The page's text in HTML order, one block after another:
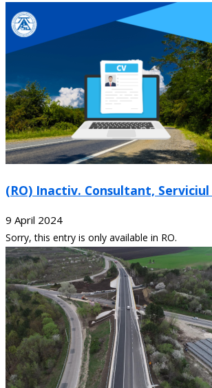
(RO) Inactiv. Consultant,
9 April 2024
Sorry, this entry is only available in RO.